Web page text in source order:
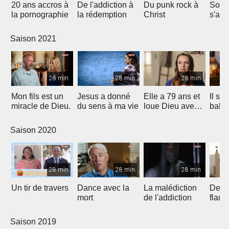
20 ans accros à
la pornographie
De l'addiction à
la rédemption
Du punk rock à
Christ
Son
Saison 2021
28 min
Mon fils est un
miracle de Dieu.
28 min
Jesus a donné
du sens à ma vie
28 min
Elle a 79 ans et
loue Dieu avec
Il
bale
Saison 2020
28 min
Un tir de travers
28 min
Dance avec la
mort
28 min
La malédiction
de l'addiction
Saison 2019